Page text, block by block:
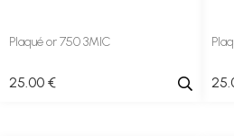
Plaqué or 750 3MIC
25.00 € 25